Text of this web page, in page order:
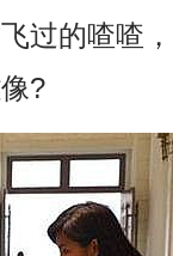
过的喳喳
?